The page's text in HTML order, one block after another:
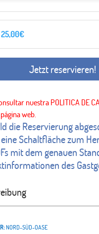
25,00€
Jetzt reservieren!
die Reservierung
Schaltfläche zum
mit dem genauen
des
NORD-SÜD-OASE